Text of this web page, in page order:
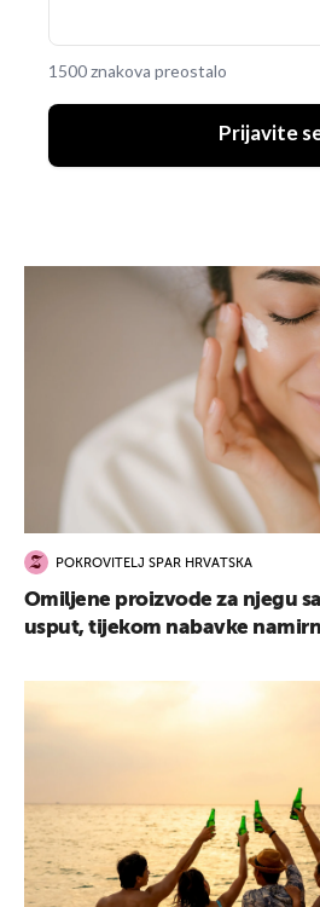
1500 znakova preostalo
Prijavite
POKROVITELJ SPAR HRVATSKA
Omiljene proizvode za njegu
usput, tijekom nabavke